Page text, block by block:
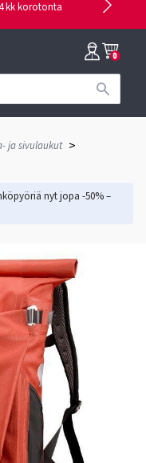
kk korotonta
0
ja sivulaukut >
nyt jopa -50% –